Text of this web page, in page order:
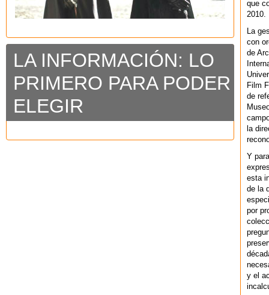
LA INFORMACIÓN: LO
PRIMERO PARA PODER
ELEGIR
que
2010.
La
con
de
Film
de
la
Y
esta
de la
por
y el